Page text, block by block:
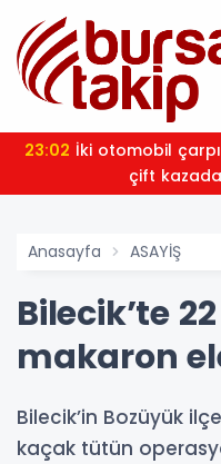
23:02
çift
Anasayfa ASAYİŞ
Bilecik’te
makaron
Bilecik’in Bozüyük
kaçak tütün